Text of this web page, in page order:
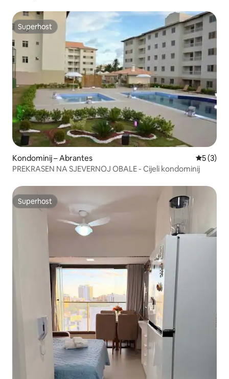
Superhost
Superhost
Kondominij – Abrantes
5 (3)
PREKRASEN NA SJEVERNOJ OBALE - Cijeli kondominij
Superhost
Superhost